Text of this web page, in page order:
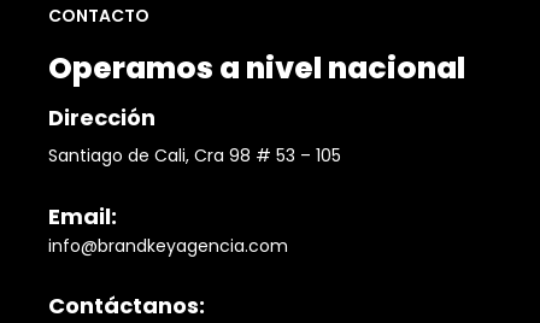
CONTACTO
Operamos a nivel nacional
Dirección
Santiago de Cali, Cra 98 # 53 – 105
Email:
info@brandkeyagencia.com
Contáctanos: